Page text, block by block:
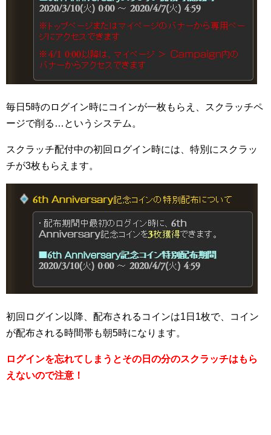
毎日5時のログイン時にコインが一枚もらえ、スクラッチペ
ージで削る…というシステム。
スクラッチ配付中の初回ログイン時には、特別にスクラッ
チが3枚もらえます。
初回ログイン以降、配布されるコインは1日1枚で、コイン
が配布される時間帯も朝5時になります。
ログインを忘れてしまうとその日の分のスクラッチはもら
えないので注意！